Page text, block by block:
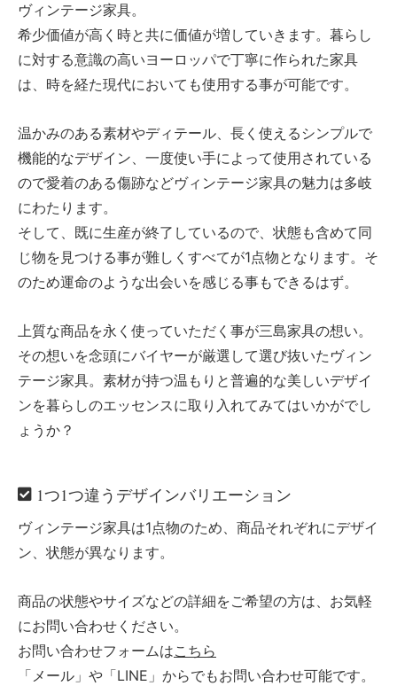
ヴィンテージ家具。
希少価値が高く時と共に価値が増していきます。暮らし
に対する意識の高いヨーロッパで丁寧に作られた家具
は、時を経た現代においても使用する事が可能です。
温かみのある素材やディテール、長く使えるシンプルで
機能的なデザイン、一度使い手によって使用されている
ので愛着のある傷跡などヴィンテージ家具の魅力は多岐
にわたります。
そして、既に生産が終了しているので、状態も含めて同
じ物を見つける事が難しくすべてが1点物となります。そ
のため運命のような出会いを感じる事もできるはず。
上質な商品を永く使っていただく事が三島家具の想い。
その想いを念頭にバイヤーが厳選して選び抜いたヴィン
テージ家具。素材が持つ温もりと普遍的な美しいデザイ
ンを暮らしのエッセンスに取り入れてみてはいかがでし
ょうか？
1つ1つ違うデザインバリエーション
ヴィンテージ家具は1点物のため、商品それぞれにデザイ
ン、状態が異なります。
商品の状態やサイズなどの詳細をご希望の方は、お気軽
にお問い合わせください。
お問い合わせフォームはこちら
「メール」や「LINE」からでもお問い合わせ可能です。